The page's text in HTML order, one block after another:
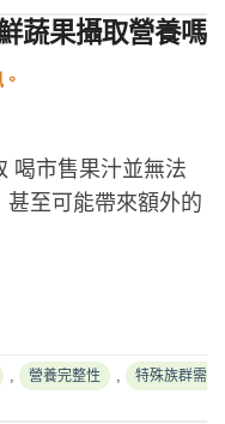
蔬果攝取營養嗎
喝市售果汁並無法
至可能帶來額外的
營養完整性
特殊族群需